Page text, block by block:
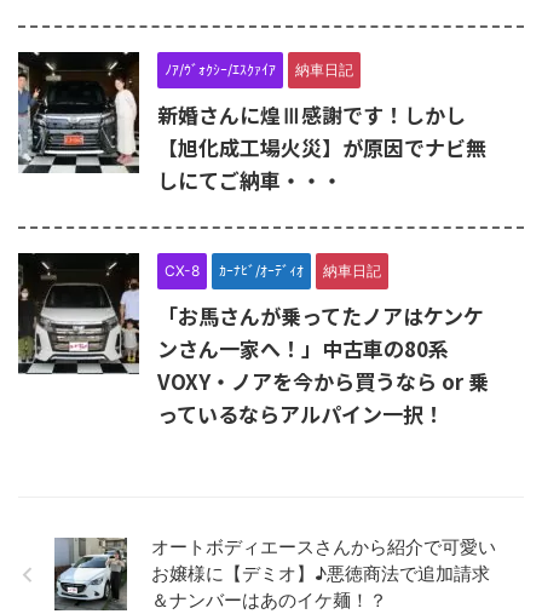
ﾉｱ/ｳﾞｫｸｼｰ/ｴｽｸｧｲｱ 納車日記
新婚さんに煌Ⅲ感謝です！しかし
【旭化成工場火災】が原因でナビ無
しにてご納車・・・
CX-8 ｶｰﾅﾋﾞ/ｵｰﾃﾞｨｵ 納車日記
「お馬さんが乗ってたノアはケンケ
ンさん一家へ！」中古車の80系
VOXY・ノアを今から買うなら or 乗
っているならアルパイン一択！
オートボディエースさんから紹介で可愛い
お嬢様に【デミオ】♪悪徳商法で追加請求
＆ナンバーはあのイケ麺！？